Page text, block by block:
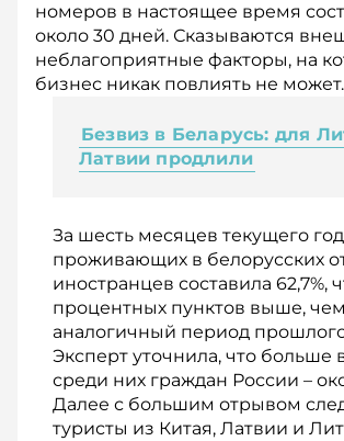
номеров в настоящее время
около 30 дней. Сказываются
неблагоприятные факторы, на
бизнес никак повлиять не может.
Безвиз в Беларусь: для
Латвии продлили
За шесть месяцев текущего
проживающих в белорусских
иностранцев составила 62,7%,
процентных пунктов выше,
аналогичный период
Эксперт уточнила, что больше
среди них граждан России –
Далее с большим отрывом
туристы из Китая, Латвии и